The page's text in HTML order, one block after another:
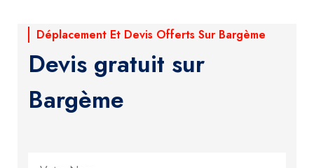
Déplacement Et Devis Offerts Sur Bargème
Devis gratuit sur
Bargème